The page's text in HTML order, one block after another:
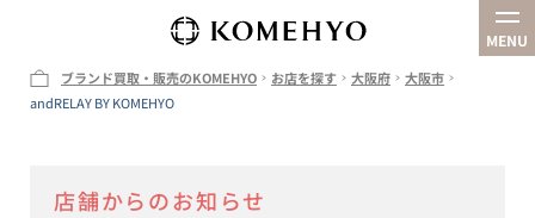
MENU
ブランド買取・販売のKOMEHYO お店を探す 大阪府
大阪市
andRELAY BY KOMEHYO
店舗からのお知らせ